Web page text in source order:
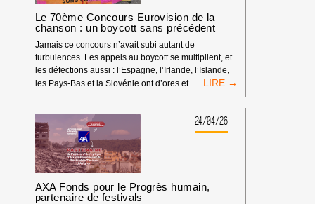
LA
TV
POUR
LE
CONCOURS
EUROVISION
DE
CHANSON
2026
Le 70ème Concours Eurovision de la
chanson : un boycott sans précédent
Jamais ce concours n’avait subi autant de
turbulences. Les appels au boycott se multiplient, et
les défections aussi : l’Espagne, l’Irlande, l’Islande,
les Pays-Bas et la Slovénie ont d’ores et
LE
CONCOURS
EUROVISION
DE
UN
BOYCOTT
24/04/26
AXA Fonds pour le Progrès humain,
partenaire de festivals